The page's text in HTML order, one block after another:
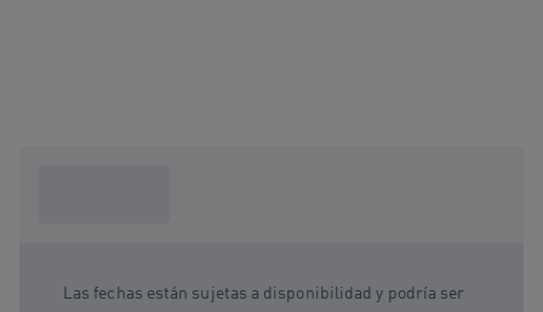
Las fechas están sujetas a disponibilidad y podría ser